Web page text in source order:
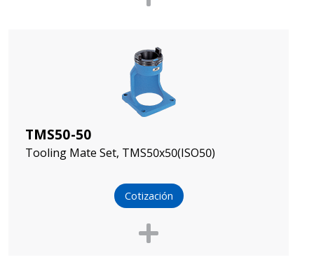
TMS50-50
Tooling Mate Set, TMS50x50(ISO50)
Cotización